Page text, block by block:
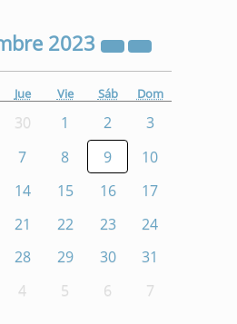
2023
Jue Vie Sáb Dom
30 1 2
3
7 8 9
10
14 15 16
17
21 22 23
24
28 29 30
31
4 5 6 7